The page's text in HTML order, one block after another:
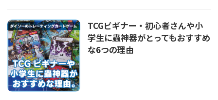
TCGビギナー・初心者さんや小
学生に蟲神器がとってもおすすめ
な6つの理由